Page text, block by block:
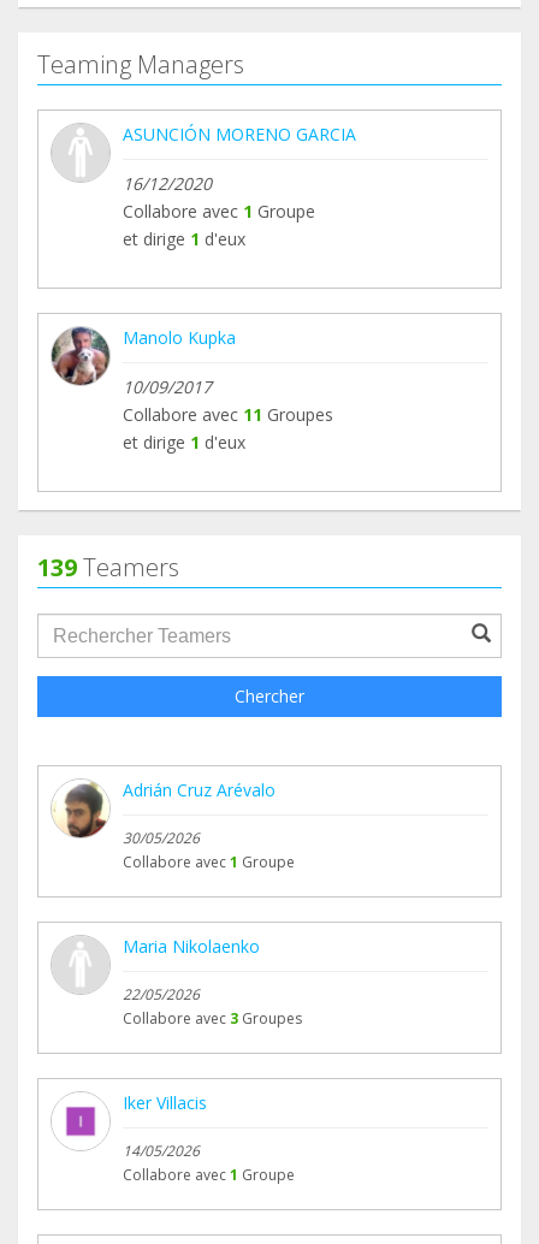
Teaming Managers
ASUNCIÓN MORENO GARCIA
16/12/2020
Collabore avec 1 Groupe
et dirige 1 d'eux
Manolo Kupka
10/09/2017
Collabore avec 11 Groupes
et dirige 1 d'eux
139Teamers
groupProfile.searchForm.search.text???
Chercher
Adrián Cruz Arévalo
30/05/2026
Collabore avec1 Groupe
Maria Nikolaenko
22/05/2026
Collabore avec 3 Groupes
Iker Villacis
14/05/2026
Collabore avec1 Groupe